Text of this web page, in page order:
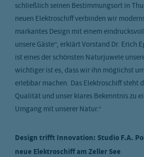
schließlich seinen Bestimmungsort in
neuen Elektroschiff verbinden wir
markantes Design mit einem
unsere Gäste“, erklärt Vorstand Dr. Erich
ist eines der schönsten Naturjuwele
wichtiger ist es, dass wir ihn möglichst
erlebbar machen. Das Elektroschiff steht
Qualität und unser klares Bekenntnis zu
Umgang mit unserer Natur.“
Design trifft Innovation: Studio F.A.
neue Elektroschiff am Zeller See